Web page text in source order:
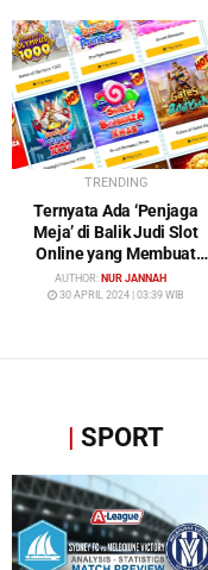
TRENDING
Ternyata Ada ‘Penjaga
Meja’ di Balik Judi Slot
Online yang Membuat
Pemain Tak Pernah
Menang!
AUTHOR: NUR JANNAH
30 APRIL 2024 | 03:39 WIB
| SPORT